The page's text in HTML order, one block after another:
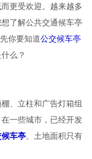
更受欢迎。越来越多
了解公共交通候车亭
你要知道公交候车亭
么？
、立柱和广告灯箱组
一些城市，已经开发
候车亭。土地面积只有